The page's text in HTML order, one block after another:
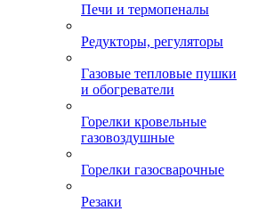
Печи и термопеналы
Редукторы, регуляторы
Газовые тепловые пушки
и обогреватели
Горелки кровельные
газовоздушные
Горелки газосварочные
Резаки